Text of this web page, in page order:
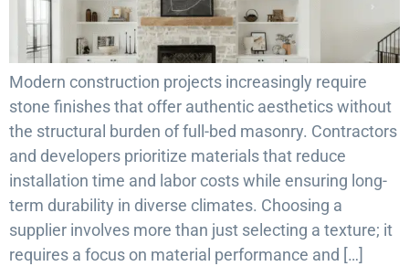
Modern construction projects increasingly require
stone finishes that offer authentic aesthetics without
the structural burden of full-bed masonry. Contractors
and developers prioritize materials that reduce
installation time and labor costs while ensuring long-
term durability in diverse climates. Choosing a
supplier involves more than just selecting a texture; it
requires a focus on material performance and […]